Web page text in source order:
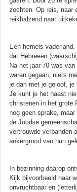
zochten. Op reis, naar
reikhalzend naar
Een hemels
dat Hebreeën
Na het jaar 70 was
waren gegaan, niets
je dan met je geloof, je
Je kunt je het haast
christenen in het grote
nog geen sprake,
de Joodse
vertrouwde verbanden
ankergrond van hun
In bezinning daarop
Kijk bijvoorbeeld naar
onvruchtbaar en